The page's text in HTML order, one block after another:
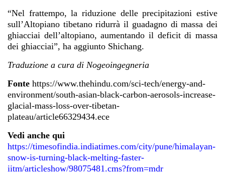
“Nel frattempo, la riduzione delle precipitazioni estive
sull’Altopiano tibetano ridurrà il guadagno di massa dei
ghiacciai dell’altopiano, aumentando il deficit di massa
dei ghiacciai”, ha aggiunto Shichang.
Traduzione a cura di Nogeoingegneria
Fonte https://www.thehindu.com/sci-tech/energy-and-
environment/south-asian-black-carbon-aerosols-increase-
glacial-mass-loss-over-tibetan-
plateau/article66329434.ece
Vedi anche qui
https://timesofindia.indiatimes.com/city/pune/himalayan-
snow-is-turning-black-melting-faster-
iitm/articleshow/98075481.cms?from=mdr